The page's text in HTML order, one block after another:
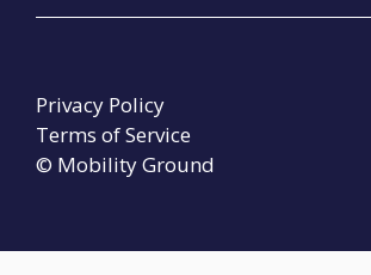
© Mobility Ground
Privacy Policy
Terms of Service